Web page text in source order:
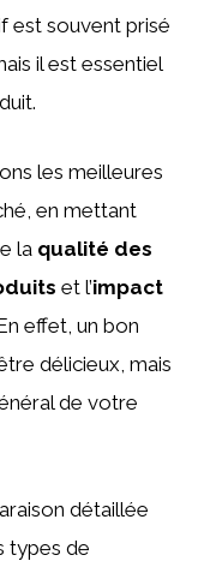
est souvent prisé
il est essentiel
les meilleures
en mettant
la qualité des
et l’impact
effet, un bon
délicieux, mais
de votre
détaillée
types de